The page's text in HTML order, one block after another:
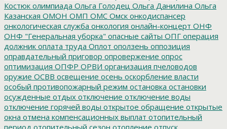
Костюк олимпиада Ольга Голодец Ольга Данилина Ольга
Казанская ОМОН ОМП ОМС Омск онкодиспансер
онкологическая служба онкология онлайн-концерт ОНФ
ОНФ "Генеральная уборка" опасные сайты ОПГ операция
должник оплата труда Оплот оползень оппозиция
оправдательный приговор опровержение опрос
оптимизация ОПФР ОРВИ организация пчеловодов
оружие ОСВВ освещение осень оскорбление власти
особый противопожарный режим остановка остановки
осужденные отдых отключение отключение воды
отключение горячей воды открытое обращение открытые
окна отмена компенсационных выплат отопительный
период отопительный сезон отопление отпуск